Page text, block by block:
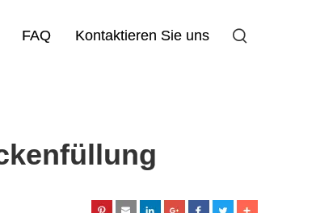
FAQ Kontaktieren Sie uns